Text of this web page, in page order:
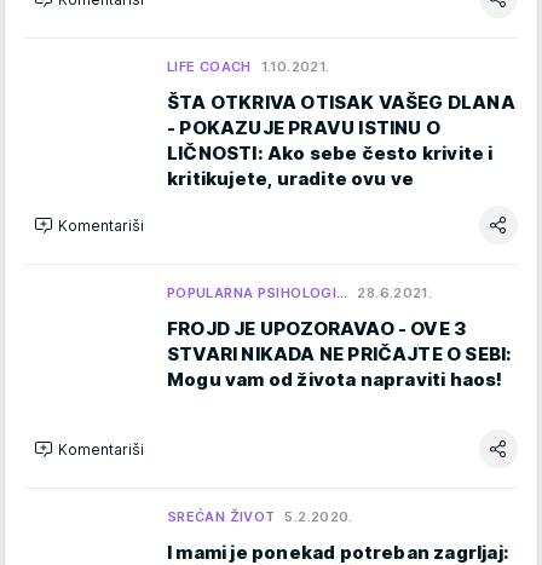
LIFE COACH 1.10.2021.
ŠTA OTKRIVA OTISAK VAŠEG DLANA
- POKAZUJE PRAVU ISTINU O
LIČNOSTI: Ako sebe često krivite i
kritikujete, uradite ovu ve
Komentariši
POPULARNA PSIHOLOGI… 28.6.2021.
FROJD JE UPOZORAVAO - OVE 3
STVARI NIKADA NE PRIČAJTE O SEBI:
Mogu vam od života napraviti haos!
Komentariši
SREĆAN ŽIVOT 5.2.2020.
I mami je ponekad potreban zagrljaj: